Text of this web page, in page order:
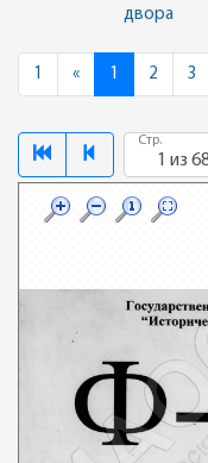
двора
1 «Previous
1 2 3
Стр.